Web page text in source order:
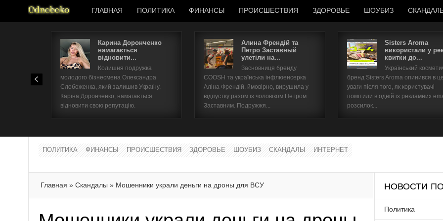
ГЛАВНАЯ ПОЛИТИКА ФИНАНСЫ ПРОИСШЕСТВИЯ ЗДОРОВЬЕ ШОУБИЗ
Карина Доронченко
намагається
відновити...
Колишня подружка
молодого бізнесмена Олександра
Слобоженка, який залишив Україну,
Каріна Доронченко, намагається
відновити свою репутацію.
Алина Френдій та
Петро Заставный
улетіли на...
Засновниця бренду
COOSH та українська інфлюенсерка
Аліна Френдій, ймовірно, вирушила у
відпустку разом із чоловіком Петром
Заставним. Подружжя...
Sisters Aroma
використали у
квитки до...
Український
бренд Sisters Aroma опинився в
уваги після того, як користувачі
помітили в одній із рекламних
розсилок...
ПОЛИТИКА ФИНАНСЫ ПРОИСШЕСТВИЯ ЗДОРОВЬЕ ШОУБИЗ СКАНДАЛЫ ИНТЕРНЕТ
Главная » Скандалы » Мошенники украли деньги на дроны для ВСУ НОВОСТИ
Политика
Имя пользователя
Забыли имя пользователя?